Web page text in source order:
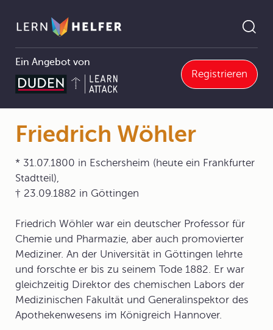
Ein Angebot von
Registrieren
Pfadnavigation
6 Organische Verbindungen 6.1 Kohlenwasserstoffe Friedrich Wöhler
Friedrich Wöhler
* 31.07.1800 in Eschersheim (heute ein Frankfurter
Stadtteil),
† 23.09.1882 in Göttingen
Friedrich Wöhler war ein deutscher Professor für
Chemie und Pharmazie, aber auch promovierter
Mediziner. An der Universität in Göttingen lehrte
und forschte er bis zu seinem Tode 1882. Er war
gleichzeitig Direktor des chemischen Labors der
Medizinischen Fakultät und Generalinspektor des
Apothekenwesens im Königreich Hannover.